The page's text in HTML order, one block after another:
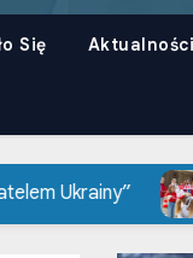
Się Aktualności
Polska